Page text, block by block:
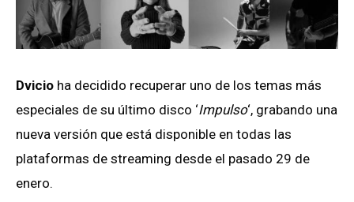
Dvicio ha decidido recuperar uno de los temas más
especiales de su último disco ‘Impulso‘, grabando una
nueva versión que está disponible en todas las
plataformas de streaming desde el pasado 29 de
enero.